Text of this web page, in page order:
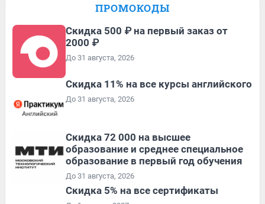
ПРОМОКОДЫ
Скидка 500 ₽ на первый заказ от
2000 ₽
До 31 августа, 2026
Скидка 11% на все курсы английского
До 31 августа, 2026
Скидка 72 000 на высшее
образование и среднее специальное
образование в первый год обучения
До 31 августа, 2026
Скидка 5% на все сертификаты